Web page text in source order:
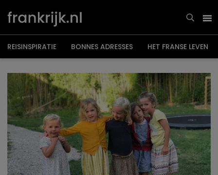
naar
inhoud
REISINSPIRATIE BONNES ADRESSES HET FRANSE LEVEN